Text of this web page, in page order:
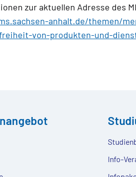
zur aktuellen Adresse des
anhalt.de/themen/
von-produkten-und-
Info-